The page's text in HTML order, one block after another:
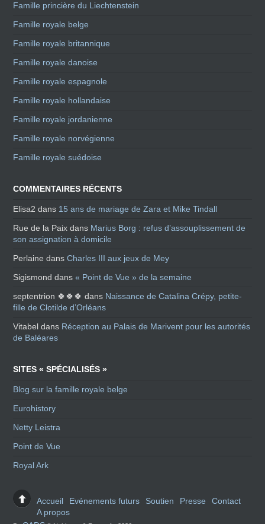
Famille princière du Liechtenstein
Famille royale belge
Famille royale britannique
Famille royale danoise
Famille royale espagnole
Famille royale hollandaise
Famille royale jordanienne
Famille royale norvégienne
Famille royale suédoise
COMMENTAIRES RÉCENTS
Elisa2 dans 15 ans de mariage de Zara et Mike Tindall
Rue de la Paix dans Marius Borg : refus d’assouplissement de
son assignation à domicile
Perlaine dansCharles III aux jeux de Mey
Sigismond dans« Point de Vue » de la semaine
septentrion 🍀🍀🍀 dans Naissance de Catalina Crépy, petite-
fille de Clotilde d’Orléans
Vitabel dans Réception au Palais de Marivent pour les autorités
de Baléares
SITES « SPÉCIALISÉS »
Blog sur la famille royale belge
Eurohistory
Netty Leistra
Point de Vue
Royal Ark
Accueil Evénements futurs Soutien Presse
Contact
A propos